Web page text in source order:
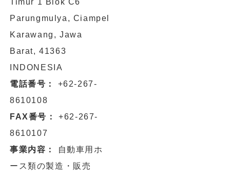
Timur 1 Blok C6
Parungmulya, Ciampel
Karawang, Jawa
Barat, 41363
INDONESIA
電話番号：
+62-267-
8610108
FAX番号：
+62-267-
8610107
事業内容：
自動車用ホ
ース類の製造・販売